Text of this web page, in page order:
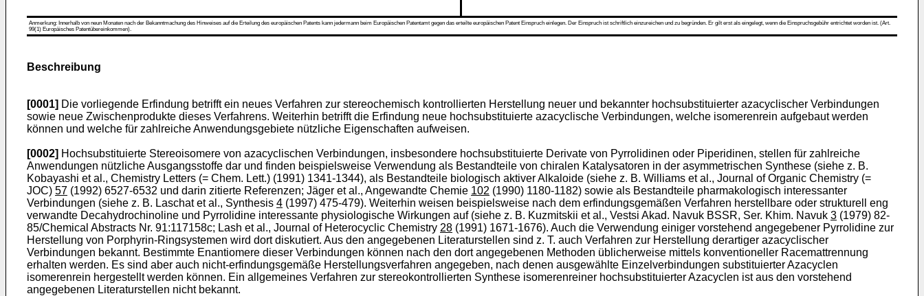
Anmerkung: Innerhalb von neun Monaten nach der Bekanntmachung des Hinweises auf die Erteilung des europäischen Patents kann jedermann beim Europäischen Patentamt gegen das erteilte europäischen Patent Einspruch einlegen. Der Einspruch ist schriftlich einzureichen und zu begründen. Er gilt erst als eingelegt, wenn die Einspruchsgebühr entrichtet worden ist. (Art.
99(1) Europäisches Patentübereinkommen).
Beschreibung
[0001] Die vorliegende Erfindung betrifft ein neues Verfahren zur stereochemisch kontrollierten Herstellung neuer und bekannter hochsubstituierter azacyclischer Verbindungen
sowie neue Zwischenprodukte dieses Verfahrens. Weiterhin betrifft die Erfindung neue hochsubstituierte azacyclische Verbindungen, welche isomerenrein aufgebaut werden
können und welche für zahlreiche Anwendungsgebiete nützliche Eigenschaften aufweisen.
[0002] Hochsubstituierte Stereoisomere von azacyclischen Verbindungen, insbesondere hochsubstituierte Derivate von Pyrrolidinen oder Piperidinen, stellen für zahlreiche
Anwendungen nützliche Ausgangsstoffe dar und finden beispielsweise Verwendung als Bestandteile von chiralen Katalysatoren in der asymmetrischen Synthese (siehe z. B.
Kobayashi et al., Chemistry Letters (= Chem. Lett.) (1991) 1341-1344), als Bestandteile biologisch aktiver Alkaloide (siehe z. B. Williams et al., Journal of Organic Chemistry (=
JOC) 57 (1992) 6527-6532 und darin zitierte Referenzen; Jäger et al., Angewandte Chemie 102 (1990) 1180-1182) sowie als Bestandteile pharmakologisch interessanter
Verbindungen (siehe z. B. Laschat et al., Synthesis 4 (1997) 475-479). Weiterhin weisen beispielsweise nach dem erfindungsgemäßen Verfahren herstellbare oder strukturell eng
verwandte Decahydrochinoline und Pyrrolidine interessante physiologische Wirkungen auf (siehe z. B. Kuzmitskii et al., Vestsi Akad. Navuk BSSR, Ser. Khim. Navuk 3 (1979) 82-
85/Chemical Abstracts Nr. 91:117158c; Lash et al., Journal of Heterocyclic Chemistry 28 (1991) 1671-1676). Auch die Verwendung einiger vorstehend angegebener Pyrrolidine zur
Herstellung von Porphyrin-Ringsystemen wird dort diskutiert. Aus den angegebenen Literaturstellen sind z. T. auch Verfahren zur Herstellung derartiger azacyclischer
Verbindungen bekannt. Bestimmte Enantiomere dieser Verbindungen können nach den dort angegebenen Methoden üblicherweise mittels konventioneller Racemattrennung
erhalten werden. Es sind aber auch nicht-erfindungsgemäße Herstellungsverfahren angegeben, nach denen ausgewählte Einzelverbindungen substituierter Azacyclen
isomerenrein hergestellt werden können. Ein allgemeines Verfahren zur stereokontrollierten Synthese isomerenreiner hochsubstituierter Azacyclen ist aus den vorstehend
angegebenen Literaturstellen nicht bekannt.